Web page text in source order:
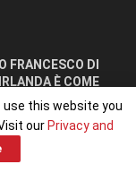
FRANCESCO DI
È COME
this website you
our Privacy and